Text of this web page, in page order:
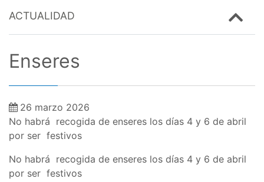
ACTUALIDAD
Enseres
26 marzo 2026
No habrá recogida de enseres los días 4 y 6 de abril
por ser festivos
No habrá recogida de enseres los días 4 y 6 de abril
por ser festivos